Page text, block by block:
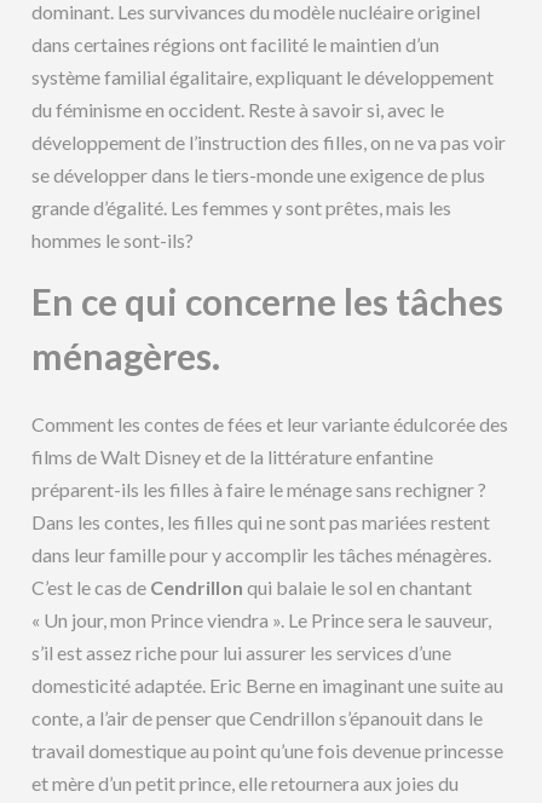
dominant. Les survivances du modèle nucléaire originel
dans certaines régions ont facilité le maintien d’un
système familial égalitaire, expliquant le développement
du féminisme en occident. Reste à savoir si, avec le
développement de l’instruction des filles, on ne va pas voir
se développer dans le tiers-monde une exigence de plus
grande d’égalité. Les femmes y sont prêtes, mais les
hommes le sont-ils?
En ce qui concerne les tâches
ménagères.
Comment les contes de fées et leur variante édulcorée des
films de Walt Disney et de la littérature enfantine
préparent-ils les filles à faire le ménage sans rechigner ?
Dans les contes, les filles qui ne sont pas mariées restent
dans leur famille pour y accomplir les tâches ménagères.
C’est le cas de Cendrillon qui balaie le sol en chantant
« Un jour, mon Prince viendra ». Le Prince sera le sauveur,
s’il est assez riche pour lui assurer les services d’une
domesticité adaptée. Eric Berne en imaginant une suite au
conte, a l’air de penser que Cendrillon s’épanouit dans le
travail domestique au point qu’une fois devenue princesse
et mère d’un petit prince, elle retournera aux joies du